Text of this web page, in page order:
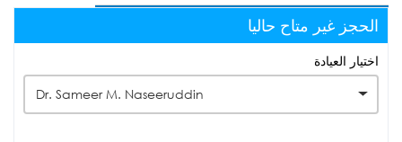
الحجز غير متاح حاليا
اختيار العيادة
Dr. Sameer M. Naseeruddin